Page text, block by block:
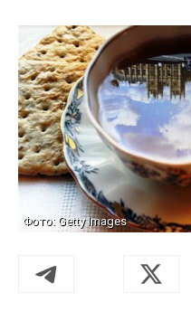
Фото: Getty Images